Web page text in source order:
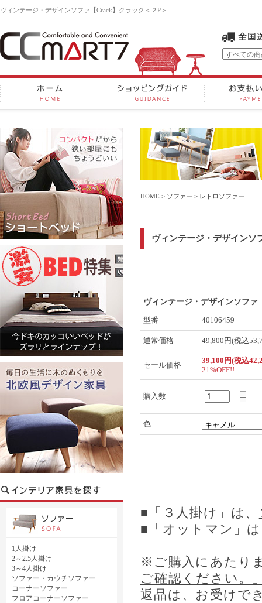
ヴィンテージ・デザインソファ【Crack】クラック＜２P＞
HOME > ソファー > レトロソファー
ヴィンテージ・デザインソ
ヴィンテージ・デザインソフ
型番 40106459
通常価格 49,800円(税込
セール価格
39,100円(税込
21%OFF!!
購入数
色
■「３人掛け」は、
■「オットマン」
※ご購入にあたり
ご確認ください。
返品は、お受けで
1人掛け
2～2.5人掛け
3～4人掛け
ソファー・カウチソファー
コーナーソファー
フロアコーナーソファー